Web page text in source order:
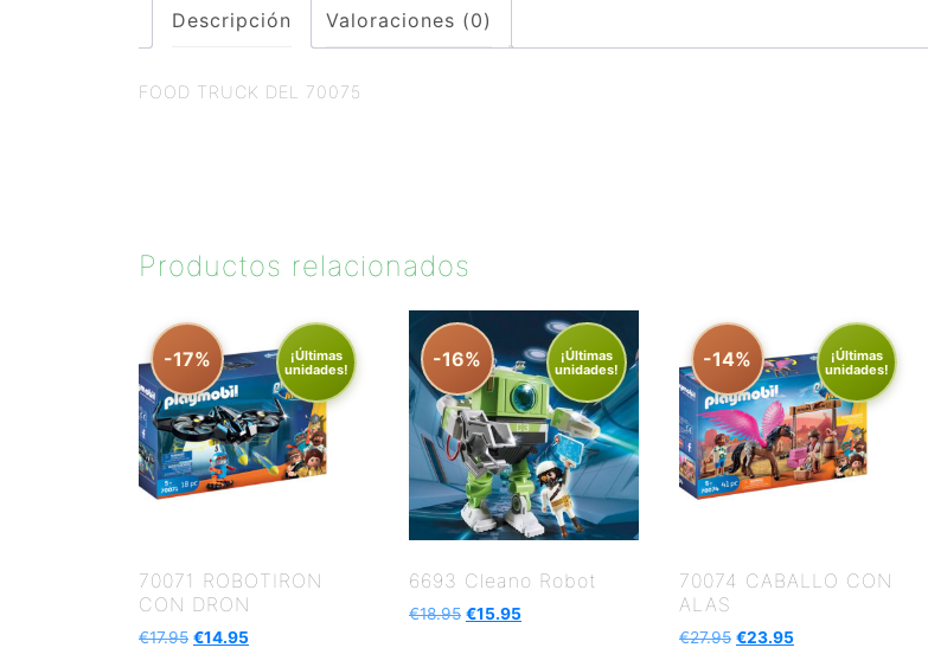
Descripción Valoraciones (0)
FOOD TRUCK DEL 70075
Productos relacionados
-17%
¡Últimas
unidades!
70071 ROBOTIRON
CON DRON
€17.95 €14.95
-16%
¡Últimas
unidades!
6693 Cleano Robot
€18.95 €15.95
-14%
¡Últimas
unidades!
70074 CABALLO CON
ALAS
€27.95 €23.95